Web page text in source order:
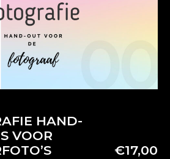
HAND-
VOOR
€17,00